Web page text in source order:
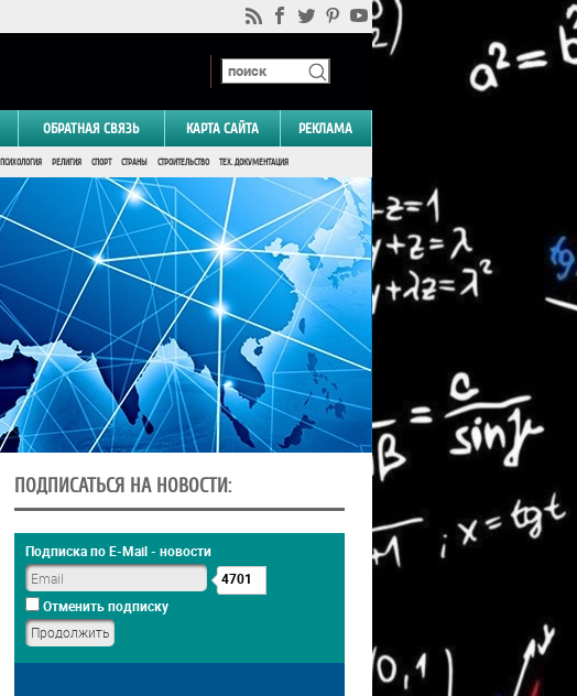
ОБРАТНАЯ СВЯЗЬ КАРТА САЙТА РЕКЛАМА
ПСИХОЛОГИЯ РЕЛИГИЯ СПОРТ СТРАНЫ СТРОИТЕЛЬСТВО ТЕХ. ДОКУМЕНТАЦИЯ
ПОДПИСАТЬСЯ НА НОВОСТИ:
Подписка по E-Mail - новости
4701
Отменить подписку